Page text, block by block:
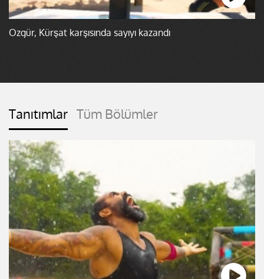
Özgür, Kürşat karşısında sayıyı kazandı
Tanıtımlar Tüm Bölümler